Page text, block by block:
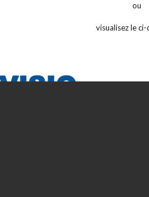
ou
visualisez le ci-